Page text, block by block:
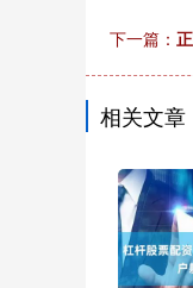
下一篇：
相关文章